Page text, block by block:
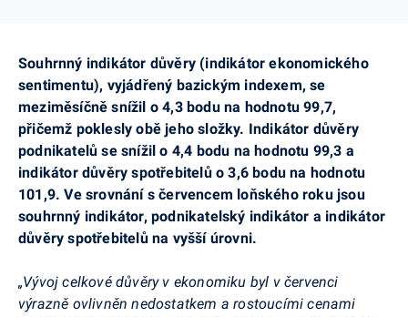
Souhrnný indikátor důvěry (indikátor ekonomického
sentimentu), vyjádřený bazickým indexem, se
meziměsíčně snížil o 4,3 bodu na hodnotu 99,7,
přičemž poklesly obě jeho složky. Indikátor důvěry
podnikatelů se snížil o 4,4 bodu na hodnotu 99,3 a
indikátor důvěry spotřebitelů o 3,6 bodu na hodnotu
101,9. Ve srovnání s červencem loňského roku jsou
souhrnný indikátor, podnikatelský indikátor a indikátor
důvěry spotřebitelů na vyšší úrovni.
„Vývoj celkové důvěry v ekonomiku byl v červenci
výrazně ovlivněn nedostatkem a rostoucími cenami